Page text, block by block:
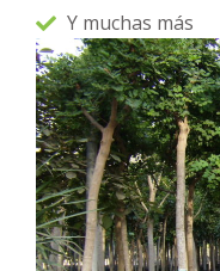
Y muchas más